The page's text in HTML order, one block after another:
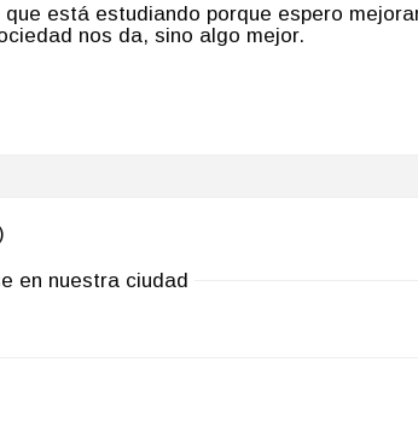
está estudiando porque espero
nos da, sino algo mejor.
en nuestra ciudad